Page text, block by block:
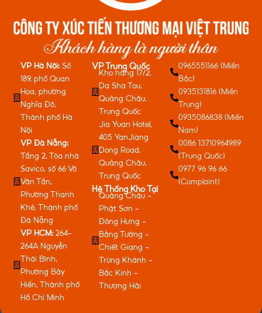
VP Hà Nội: Số
189, phố Quan
Hoa, phường
Nghĩa Đô,
Thành phố Hà
Nội
VP Đà Nẵng:
Tầng 2, Tòa nhà
Savico, số 66 Võ
Văn Tần,
Phường Thanh
Khê, Thành phố
Đà Nẵng
VP HCM: 264-
264A Nguyễn
Thái Bình,
Phường Bảy
Hiền, Thành phố
Hồ Chí Minh
VP Trung Quốc
Kho hàng 17/2,
Da Sha Tou,
Quảng Châu,
Trung Quốc
Jia Yuan Hotel,
405 YanJiang
Dong Road,
Quảng Châu,
Trung Quốc
Hệ Thống Kho Tại
Quảng Châu -
Phật Sơn -
Đông Hưng -
Bằng Tường -
Chiết Giang -
Trùng Khánh -
Bắc Kinh -
Thượng Hải
0965551166 (Miền
Bắc)
0935131816 (Miền
Trung)
0935086838 (Miền
Nam)
0086 13710964989
(Trung Quốc)
0977 96 96 66
(Complaint)